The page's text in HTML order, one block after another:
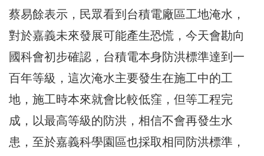
蔡易餘表示，民眾看到台積電廠區工地淹水，
對於嘉義未來發展可能產生恐慌，今天會勘向
國科會初步確認，台積電本身防洪標準達到一
百年等級，這次淹水主要發生在施工中的工
地，施工時本來就會比較低窪，但等工程完
成，以最高等級的防洪，相信不會再發生水
患，至於嘉義科學園區也採取相同防洪標準，